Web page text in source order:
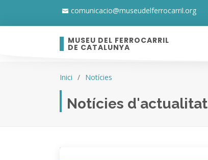
comunicacio@museudelferrocarril.org
MUSEU DEL FERROCARRIL
DE CATALUNYA
Inici Notícies
Notícies d'actualitat